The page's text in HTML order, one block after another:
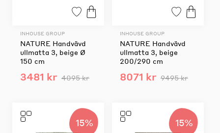
INHOUSE GROUP
NATURE Handvävd
ullmatta 3, beige Ø
150 cm
3481 kr 4095 kr
INHOUSE GROUP
NATURE Handvävd
ullmatta 3, beige
200/290 cm
8071 kr 9495 kr
15% 15%